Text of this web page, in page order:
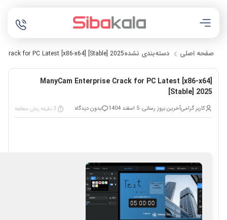
صفحه اصلی دسته‌بندی نشدهCrack for PC Latest [x86-x64] [Stable] 2025
ManyCam Enterprise Crack for PC Latest [x86-x64]
[Stable] 2025
کاربر گرامیآخرین بروز رسانی: 5 اسفند 1404 بدون دیدگاه 3 دقیقه زمان مطالعه